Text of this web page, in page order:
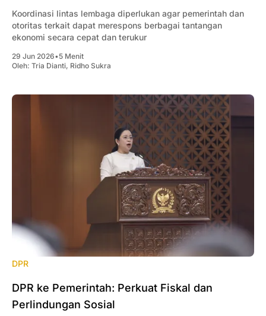
Koordinasi lintas lembaga diperlukan agar pemerintah dan
otoritas terkait dapat merespons berbagai tantangan
ekonomi secara cepat dan terukur
29 Jun 2026•5 Menit
Oleh: Tria Dianti, Ridho Sukra
DPR
DPR ke Pemerintah: Perkuat Fiskal dan
Perlindungan Sosial